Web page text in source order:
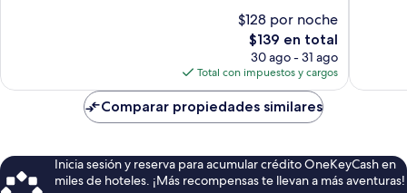
$128 por noche
El
precio
actual
es
de
$139
$139 en total
30 ago - 31 ago
Total con impuestos y cargos
Comparar propiedades similares
Inicia sesión y reserva para acumular crédito OneKeyCash en
miles de hoteles. ¡Más recompensas te llevan a más aventuras!